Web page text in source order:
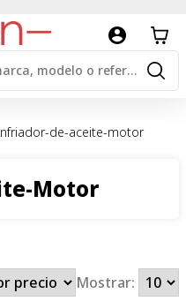
de-aceite-motor
Motor
Mostrar: